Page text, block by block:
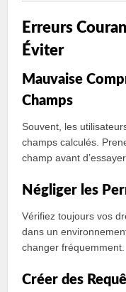
Erreurs
Éviter
Mauvaise
Champs
Souvent, les
champs calculés.
champ avant
Négliger les
Vérifiez toujours vos
dans un
changer fréquemment.
Créer des